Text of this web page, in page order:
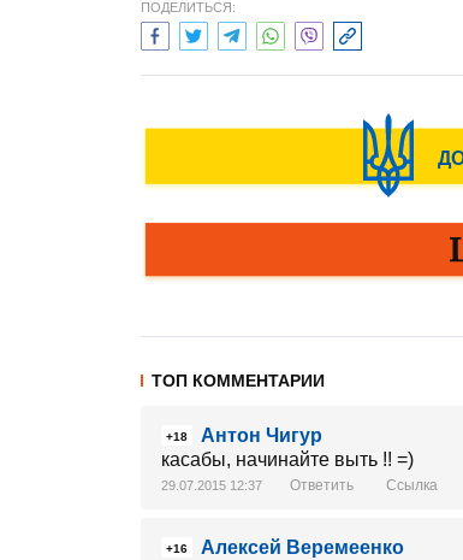
ПОДЕЛИТЬСЯ:
ТОП КОММЕНТАРИИ
+18
Антон Чигур
касабы, начинайте выть !! =)
29.07.2015 12:37 Ответить Ссылка
+16
Алексей Веремеенко